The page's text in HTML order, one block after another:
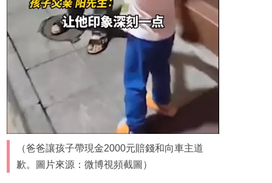
（爸爸讓孩子帶現金2000元賠錢和向車主道
歉。圖片來源：微博視頻截圖）